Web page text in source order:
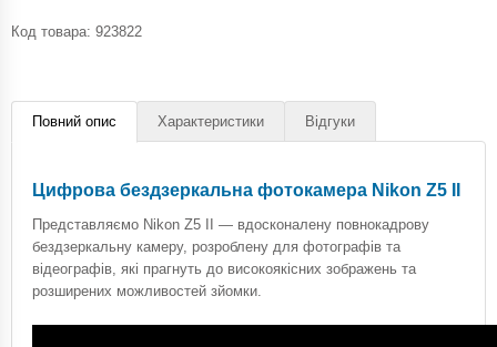
Код товара: 923822
Повний опис Характеристики Відгуки
Цифрова бездзеркальна фотокамера Nikon Z5 II
Представляємо Nikon Z5 II — вдосконалену повнокадрову
бездзеркальну камеру, розроблену для фотографів та
відеографів, які прагнуть до високоякісних зображень та
розширених можливостей зйомки.​